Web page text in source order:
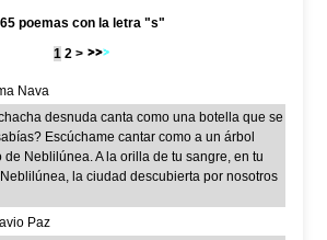
65 poemas con la letra "s"
1 2 >
Nava
desnuda canta como una botella que se
Escúchame cantar como a un árbol
de Neblilúnea. A la orilla de tu sangre, en tu
la ciudad descubierta por nosotros
Paz